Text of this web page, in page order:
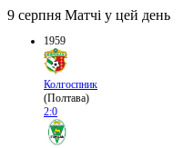
9 серпня Матчі у цей день
1959
Колгоспник
(Полтава)
2:0